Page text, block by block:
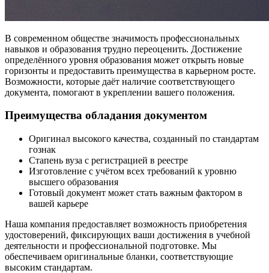
В современном обществе значимость профессиональных
навыков и образования трудно переоценить. Достижение
определённого уровня образования может открыть новые
горизонты и предоставить преимущества в карьерном росте.
Возможности, которые даёт наличие соответствующего
документа, помогают в укреплении вашего положения.
Преимущества обладания документом
Оригинал высокого качества, созданный по стандартам
гознак
Стапень вуза с регистрацией в реестре
Изготовление с учётом всех требований к уровню
высшего образования
Готовый документ может стать важным фактором в
вашей карьере
Наша компания предоставляет возможность приобретения
удостоверений, фиксирующих ваши достижения в учебной
деятельности и профессиональной подготовке. Мы
обеспечиваем оригинальные бланки, соответствующие
высоким стандартам.